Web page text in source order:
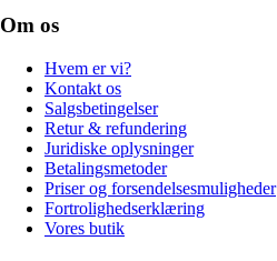
Om os
Hvem er vi?
Kontakt os
Salgsbetingelser
Retur & refundering
Juridiske oplysninger
Betalingsmetoder
Priser og forsendelsesmuligheder
Fortrolighedserklæring
Vores butik